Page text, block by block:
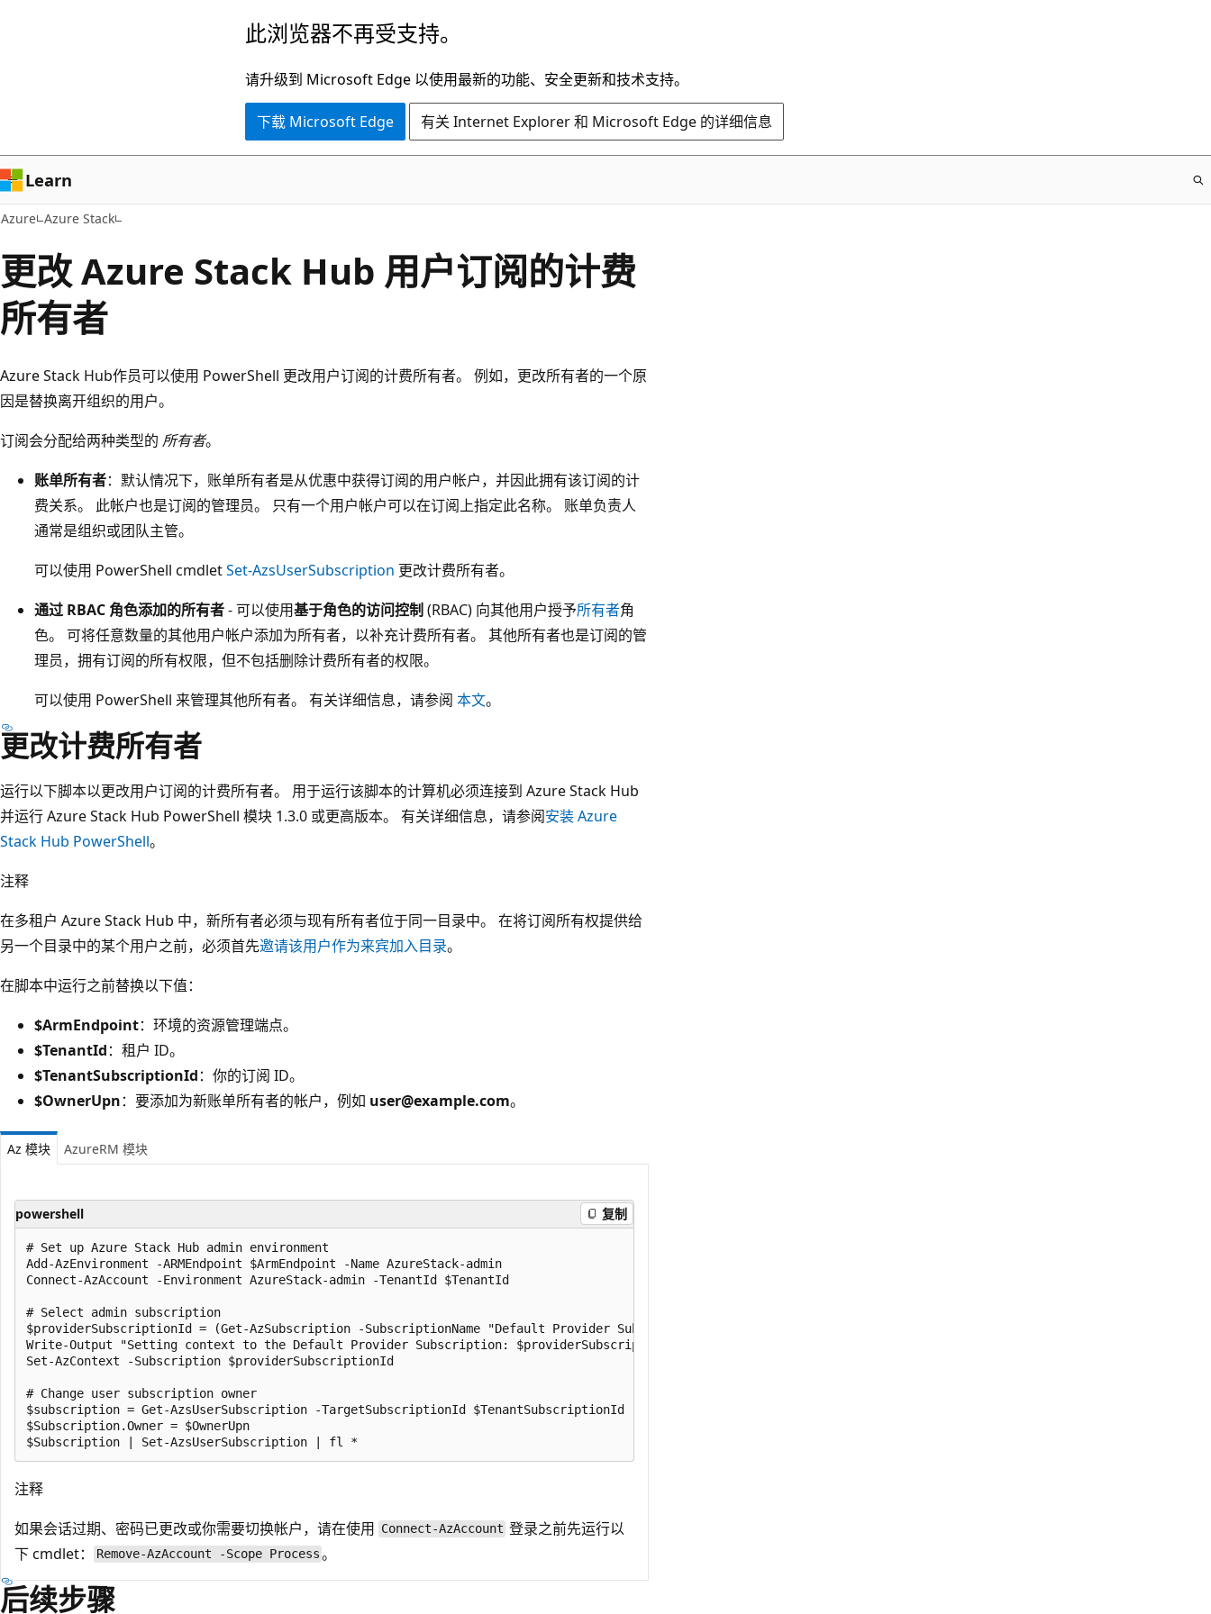
容
此浏览器不再受支持。
请升级到 Microsoft Edge 以使用最新的功能、安全更新和技术支持。
下载 Microsoft Edge 有关 Internet Explorer 和 Microsoft Edge 的详细信息
Learn
Azure Azure Stack
更改 Azure Stack Hub 用户订阅的计费
所有者
Azure Stack Hub作员可以使用 PowerShell 更改用户订阅的计费所有者。 例如，更改所有者的一个原
因是替换离开组织的用户。
订阅会分配给两种类型的 所有者。
账单所有者：默认情况下，账单所有者是从优惠中获得订阅的用户帐户，并因此拥有该订阅的计
费关系。 此帐户也是订阅的管理员。 只有一个用户帐户可以在订阅上指定此名称。 账单负责人
通常是组织或团队主管。
可以使用 PowerShell cmdletSet-AzsUserSubscription 更改计费所有者。
通过 RBAC 角色添加的所有者- 可以使用基于角色的访问控制(RBAC) 向其他用户授予所有者角
色。 可将任意数量的其他用户帐户添加为所有者，以补充计费所有者。 其他所有者也是订阅的管
理员，拥有订阅的所有权限，但不包括删除计费所有者的权限。
可以使用 PowerShell 来管理其他所有者。 有关详细信息，请参阅 本文。
更改计费所有者
运行以下脚本以更改用户订阅的计费所有者。 用于运行该脚本的计算机必须连接到 Azure Stack Hub
并运行 Azure Stack Hub PowerShell 模块 1.3.0 或更高版本。 有关详细信息，请参阅安装 Azure
Stack Hub PowerShell。
注释
在多租户 Azure Stack Hub 中，新所有者必须与现有所有者位于同一目录中。 在将订阅所有权提供给
另一个目录中的某个用户之前，必须首先邀请该用户作为来宾加入目录。
在脚本中运行之前替换以下值：
$ArmEndpoint：环境的资源管理端点。
$TenantId：租户 ID。
$TenantSubscriptionId：你的订阅 ID。
$OwnerUpn：要添加为新账单所有者的帐户，例如 user@example.com。
Az 模块 AzureRM 模块
powershell 复制
# Set up Azure Stack Hub admin environment
Add-AzEnvironment -ARMEndpoint $ArmEndpoint -Name AzureStack-admin
Connect-AzAccount -Environment AzureStack-admin -TenantId $TenantId
# Select admin subscription
$providerSubscriptionId = (Get-AzSubscription -SubscriptionName "Default Provider Subscription").Id
Write-Output "Setting context to the Default Provider Subscription: $providerSubscriptionId"
Set-AzContext -Subscription $providerSubscriptionId
# Change user subscription owner
$subscription = Get-AzsUserSubscription -TargetSubscriptionId $TenantSubscriptionId
$Subscription.Owner = $OwnerUpn
注释
如果会话过期、密码已更改或你需要切换帐户，请在使用 Connect-AzAccount 登录之前先运行以
下 cmdlet：
Remove-AzAccount -Scope Process 。
后续步骤